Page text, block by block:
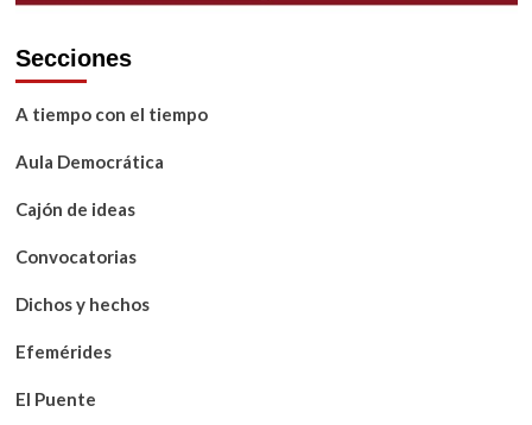
Secciones
A tiempo con el tiempo
Aula Democrática
Cajón de ideas
Convocatorias
Dichos y hechos
Efemérides
El Puente